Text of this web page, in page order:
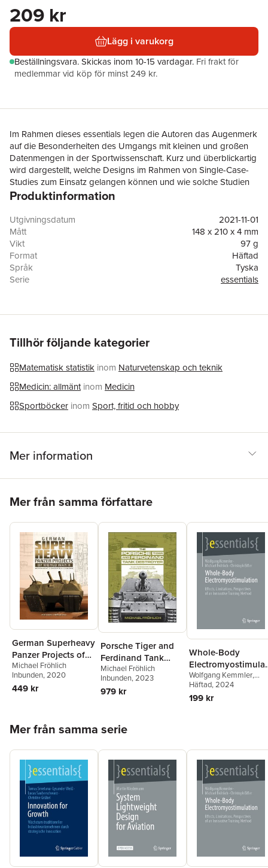
209 kr
Lägg i varukorg
Beställningsvara.Skickas inom 10-15 vardagar. Fri frakt för
medlemmar vid köp för minst 249 kr.
Im Rahmen dieses essentials legen die Autoren das Augenmerk
auf die Besonderheiten des Umgangs mit kleinen und großen
Datenmengen in der Sportwissenschaft. Kurz und überblickartig
wird dargestellt, welche Designs im Rahmen von Single-Case-
Studies zum Einsatz gelangen können und wie solche Studien
ausgewertet werden. Weiterhin wird erläutert, wie man die beste
und wie im Rahmen von Forschungsprojekten die erhobenen
Daten gesichert und öffentlich zugänglich gemacht werden.
Darüber hinaus wird dargestellt, was alles unter dem Begriff Big
Data subsumiert wird und welche Möglichkeiten und Grenzen
für die Wissenschaft mit Big Data verbunden sind.
Produktinformation
Utgivningsdatum
2021-11-01
Mått
148 x 210 x 4 mm
Vikt
97 g
Format
Häftad
Språk
Tyska
Serie
essentials
ISBN
9783658355104
Tillhör följande kategorier
Matematisk statistik inom Naturvetenskap och teknik
Medicin: allmänt inom Medicin
Sportböcker inom Sport, fritid och hobby
Mer information
Mer från samma författare
German Superheavy
Panzer Projects of
World War II
Michael Fröhlich
Inbunden, 2020
449 kr
Porsche Tiger and
Ferdinand Tank
Destroyer
Michael Fröhlich
Inbunden, 2023
979 kr
Whole-Body
on
Wolfgang Kemmler,
Michael Fröhlich
Christoph Eifler
Häftad, 2024
199 kr
Mer från samma serie